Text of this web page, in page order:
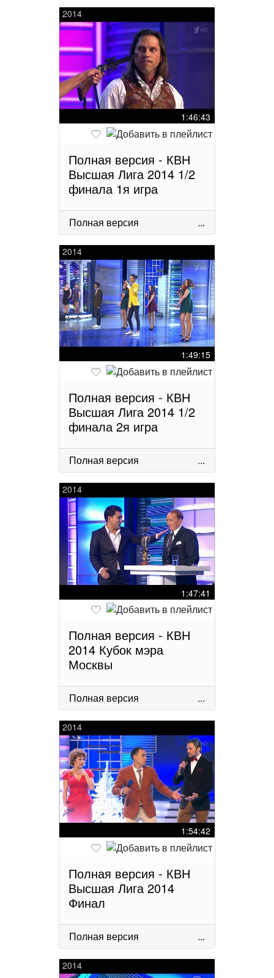
2014
1:46:43
Полная версия - КВН
Высшая Лига 2014 1/2
финала 1я игра
Полная версия ...
2014
1:49:15
Полная версия - КВН
Высшая Лига 2014 1/2
финала 2я игра
Полная версия ...
2014
1:47:41
Полная версия - КВН
2014 Кубок мэра
Москвы
Полная версия ...
2014
1:54:42
Полная версия - КВН
Высшая Лига 2014
Финал
Полная версия ...
2014